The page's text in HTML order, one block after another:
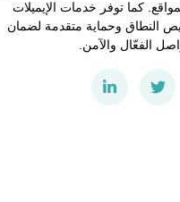
كما توفر خدمات الإيميلات
النطاق وحماية متقدمة لضمان
الفعّال والآمن.